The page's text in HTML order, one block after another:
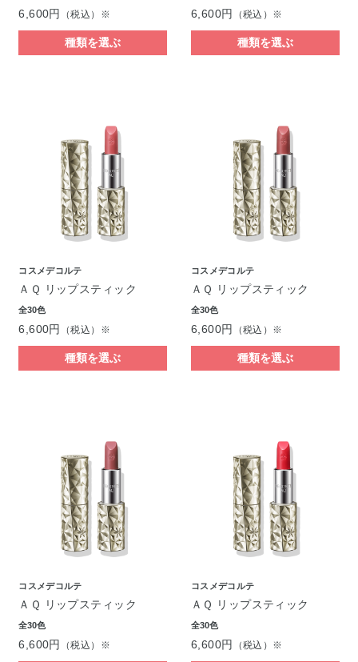
6,600円 （税込）※
種類を選ぶ
6,600円 （税込）※
種類を選ぶ
コスメデコルテ
ＡＱ リップスティック
全30色
6,600円 （税込）※
種類を選ぶ
コスメデコルテ
ＡＱ リップスティック
全30色
6,600円 （税込）※
種類を選ぶ
コスメデコルテ
ＡＱ リップスティック
全30色
6,600円 （税込）※
コスメデコルテ
ＡＱ リップスティック
全30色
6,600円 （税込）※